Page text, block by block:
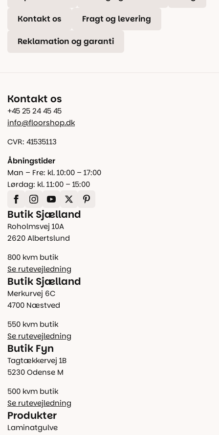
Kontakt os Fragt og levering
Reklamation og garanti
Kontakt os
+45 25 24 45 45
info@floorshop.dk
CVR: 41535113
Åbningstider
Man – Fre: kl. 10:00 – 17:00
Lørdag: kl. 11:00 – 15:00
Butik Sjælland
Roholmsvej 10A
2620 Albertslund
800 kvm butik
Se rutevejledning
Butik Sjælland
Merkurvej 6C
4700 Næstved
550 kvm butik
Se rutevejledning
Butik Fyn
Tagtækkervej 1B
5230 Odense M
500 kvm butik
Se rutevejledning
Produkter
Laminatgulve